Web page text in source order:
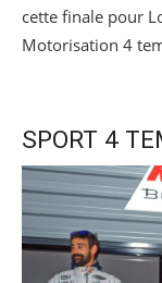
cette finale pour
Motorisation 4
SPORT 4